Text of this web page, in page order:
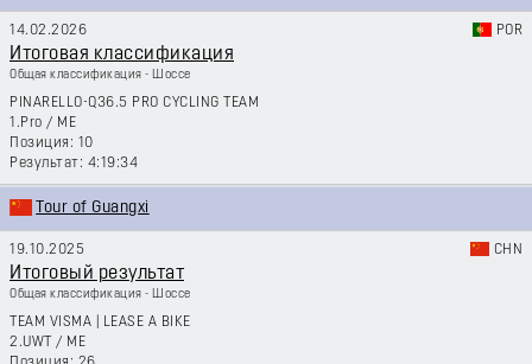
14.02.2026 POR
Итоговая классификация
Общая классификация - Шоссе
PINARELLO-Q36.5 PRO CYCLING TEAM
1.Pro / ME
10
4:19:34
Tour of Guangxi
19.10.2025 CHN
Итоговый результат
Общая классификация - Шоссе
TEAM VISMA | LEASE A BIKE
2.UWT / ME